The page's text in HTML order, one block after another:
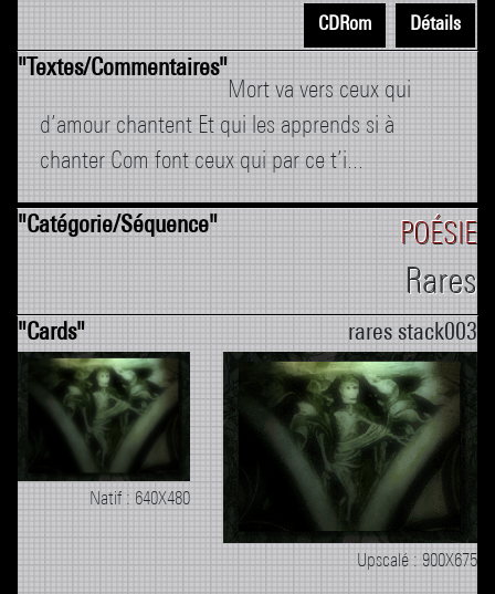
CDRom Détails
Mort va vers ceux qui
d’amour chantent Et qui les apprends si à
chanter Com font ceux qui par ce t’i...
POÉSIE
Rares
rares stack003
Natif : 640X480
Upscalé : 900X675